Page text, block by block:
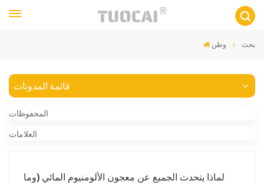
وطن بحث
قائمة المدونات
المحفوظات
العلامات
لماذا يتحدث الجميع عن معجون الألومنيوم المائي (وما